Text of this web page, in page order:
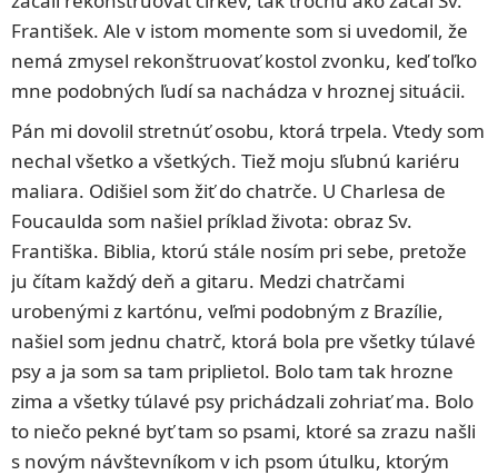
František. Ale v istom momente som si uvedomil, že
nemá zmysel rekonštruovať kostol zvonku, keď toľko
mne podobných ľudí sa nachádza v hroznej situácii.
Pán mi dovolil stretnúť osobu, ktorá trpela. Vtedy som
nechal všetko a všetkých. Tiež moju sľubnú kariéru
maliara. Odišiel som žiť do chatrče. U Charlesa de
Foucaulda som našiel príklad života: obraz Sv.
Františka. Biblia, ktorú stále nosím pri sebe, pretože
ju čítam každý deň a gitaru. Medzi chatrčami
urobenými z kartónu, veľmi podobným z Brazílie,
našiel som jednu chatrč, ktorá bola pre všetky túlavé
psy a ja som sa tam priplietol. Bolo tam tak hrozne
zima a všetky túlavé psy prichádzali zohriať ma. Bolo
to niečo pekné byť tam so psami, ktoré sa zrazu našli
s novým návštevníkom v ich psom útulku, ktorým